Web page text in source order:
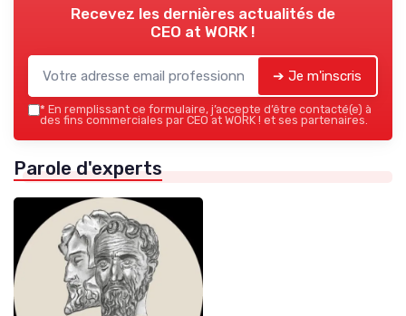
Recevez les dernières actualités de
CEO at WORK !
➔ Je m'inscris
* En remplissant ce formulaire, j’accepte d’être contacté(e) à
des fins commerciales par CEO at WORK ! et ses partenaires.
Parole d'experts